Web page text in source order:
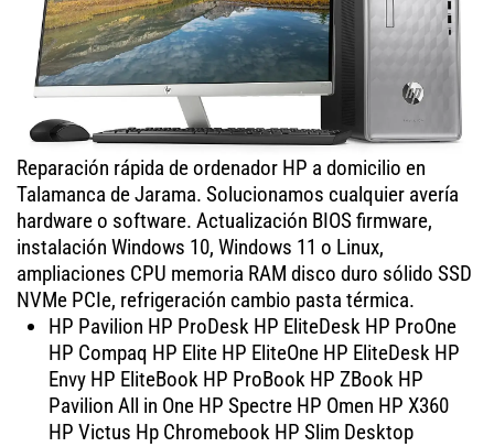
Reparación rápida de ordenador HP a domicilio en
Talamanca de Jarama. Solucionamos cualquier avería
hardware o software. Actualización BIOS firmware,
instalación Windows 10, Windows 11 o Linux,
ampliaciones CPU memoria RAM disco duro sólido SSD
NVMe PCIe, refrigeración cambio pasta térmica.
HP Pavilion HP ProDesk HP EliteDesk HP ProOne
HP Compaq HP Elite HP EliteOne HP EliteDesk HP
Envy HP EliteBook HP ProBook HP ZBook HP
Pavilion All in One HP Spectre HP Omen HP X360
HP Victus Hp Chromebook HP Slim Desktop